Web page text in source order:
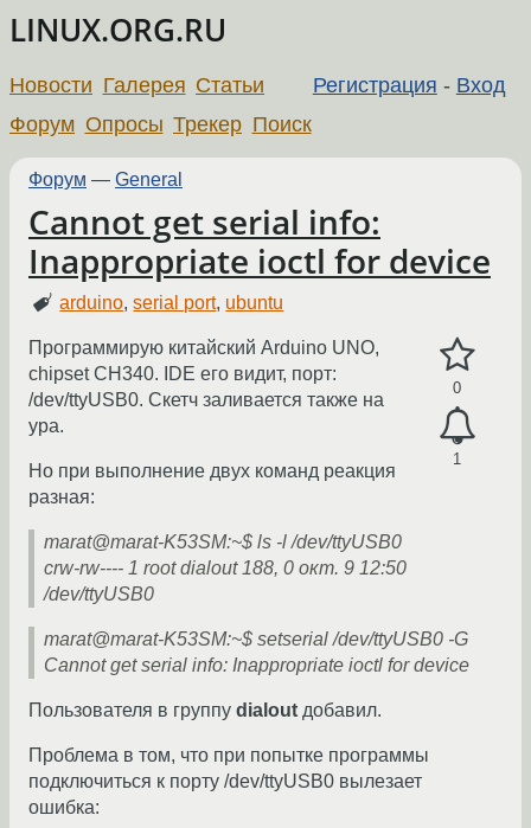
LINUX.ORG.RU
Регистрация - Вход
Новости Галерея Статьи
Форум Опросы Трекер Поиск
Форум — General
Cannot get serial info:
Inappropriate ioctl for device
arduino,serial port, ubuntu
0
1
Программирую китайский Arduino UNO,
chipset CH340. IDE его видит, порт:
/dev/ttyUSB0. Скетч заливается также на
ура.
Но при выполнение двух команд реакция
разная:
marat@marat-K53SM:~$ ls -l /dev/ttyUSB0
crw-rw---- 1 root dialout 188, 0 окт. 9 12:50
/dev/ttyUSB0
marat@marat-K53SM:~$ setserial /dev/ttyUSB0 -G
Cannot get serial info: Inappropriate ioctl for device
Пользователя в группу dialout добавил.
Проблема в том, что при попытке программы
подключиться к порту /dev/ttyUSB0 вылезает
ошибка: